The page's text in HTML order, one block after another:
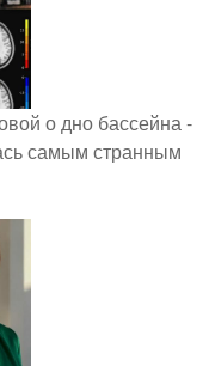
о дно бассейна -
самым странным